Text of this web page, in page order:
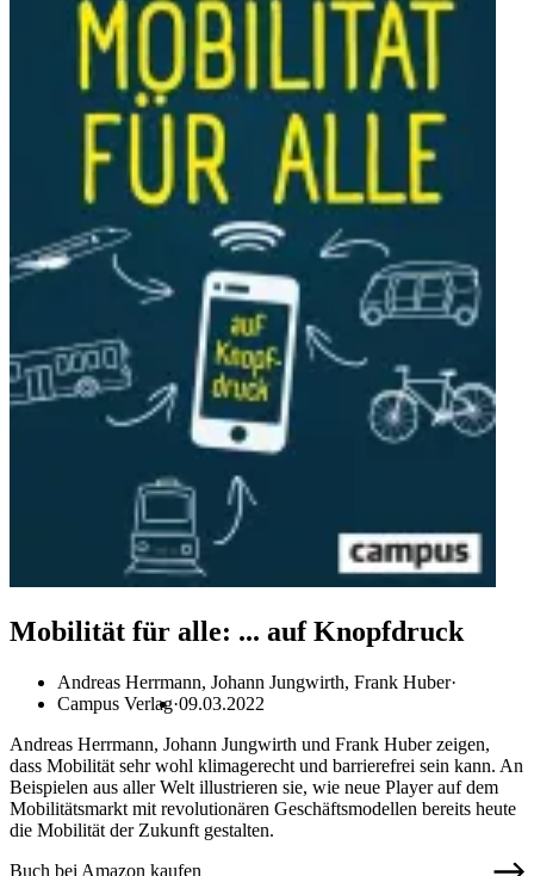
Mobilität für alle: ... auf Knopfdruck
Andreas Herrmann, Johann Jungwirth, Frank Huber
Campus Verlag 09.03.2022
Andreas Herrmann, Johann Jungwirth und Frank Huber zeigen,
dass Mobilität sehr wohl klimagerecht und barrierefrei sein kann. An
Beispielen aus aller Welt illustrieren sie, wie neue Player auf dem
Mobilitätsmarkt mit revolutionären Geschäftsmodellen bereits heute
die Mobilität der Zukunft gestalten.
Buch bei Amazon kaufen